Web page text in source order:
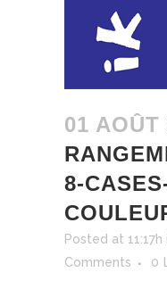
01 AOÛT
8-
Posted at 11:17h
Comments
0